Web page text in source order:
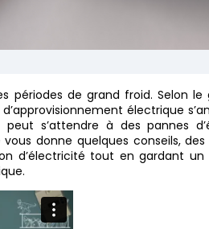
périodes de grand froid. Selon
électrique
peut s’attendre à des pannes
vous donne quelques conseils,
d’électricité tout en gardant un